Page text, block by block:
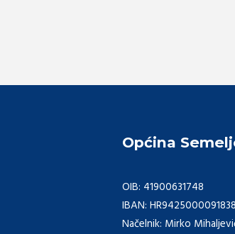
Općina
OIB: 41900631748
IBAN:
Načelnik: Mirko